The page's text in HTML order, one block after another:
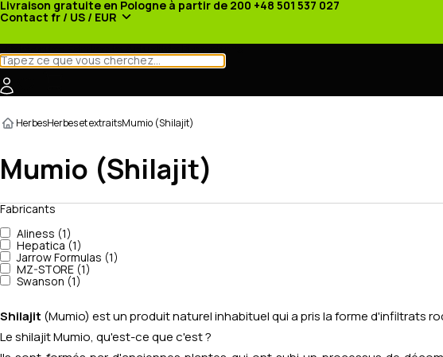
Livraison gratuite en Pologne à partir de 200 +48 501 537 027
Contact fr / US / EUR
HerbesHerbes et extraitsMumio (Shilajit)
Mumio (Shilajit)
Fabricants
Aliness (1)
Hepatica (1)
Jarrow Formulas (1)
MZ-STORE (1)
Swanson (1)
Shilajit (Mumio) est un produit naturel inhabituel qui a pris la forme d'infiltrats
Le shilajit Mumio, qu'est-ce que c'est ?